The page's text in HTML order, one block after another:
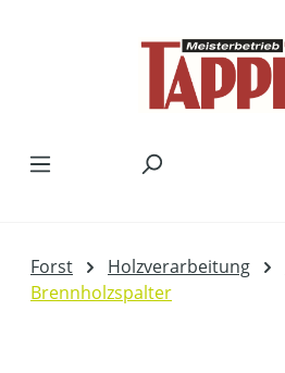
Forst Holzverarbeitung
Brennholzspalter